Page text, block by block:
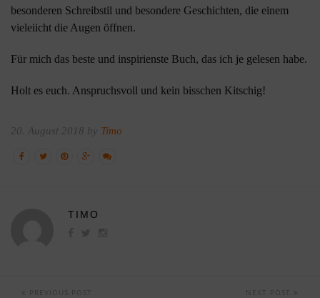
besonderen Schreibstil und besondere Geschichten, die einem
vieleiicht die Augen öffnen.
Für mich das beste und inspirienste Buch, das ich je gelesen habe.
Holt es euch. Anspruchsvoll und kein bisschen Kitschig!
20. August 2018 by Timo
TIMO
PREVIOUS POST NEXT POST